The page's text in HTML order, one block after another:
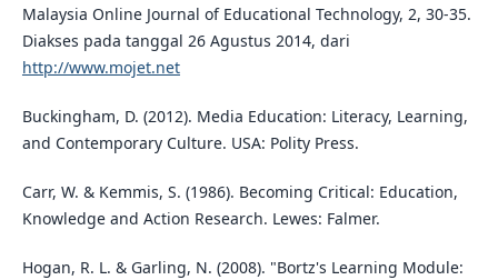
Malaysia Online Journal of Educational Technology, 2, 30-35.
Diakses pada tanggal 26 Agustus 2014, dari
http://www.mojet.net
Buckingham, D. (2012). Media Education: Literacy, Learning,
and Contemporary Culture. USA: Polity Press.
Carr, W. & Kemmis, S. (1986). Becoming Critical: Education,
Knowledge and Action Research. Lewes: Falmer.
Hogan, R. L. & Garling, N. (2008). "Bortz's Learning Module: